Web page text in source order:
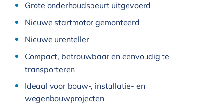
Grote onderhoudsbeurt uitgevoerd
Nieuwe startmotor gemonteerd
Nieuwe urenteller
Compact, betrouwbaar en eenvoudig te
transporteren
Ideaal voor bouw-, installatie- en
wegenbouwprojecten